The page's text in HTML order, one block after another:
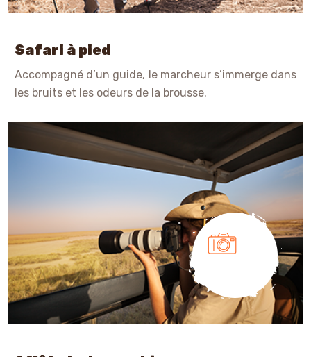
Safari à pied
Accompagné d’un guide, le marcheur s’immerge dans
les bruits et les odeurs de la brousse.